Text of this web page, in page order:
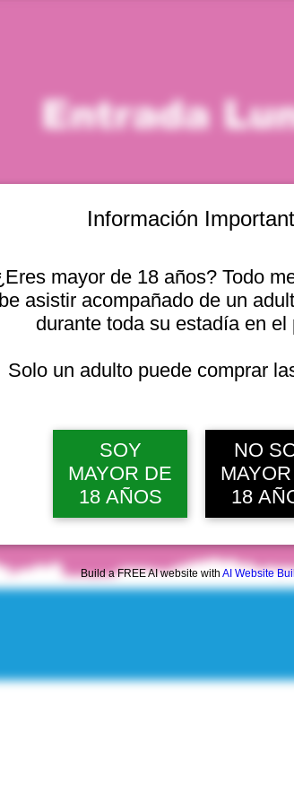
Información
mayor de 18 años? Todo
asistir acompañado de un
durante toda su estadía en el
Solo un adulto puede comprar
SOY
MAYOR DE
18 AÑOS
NO
18
Build a FREE AI website with AI Website
Entrada
2440, Viña del
lun, 10 ago, 10:00 a. m.
Ver